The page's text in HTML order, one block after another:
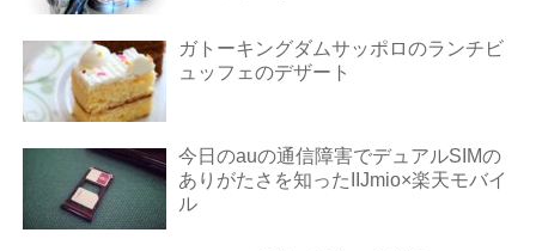
ガトーキングダムサッポロのランチビ
ュッフェのデザート
今日のauの通信障害でデュアルSIMの
ありがたさを知ったIIJmio×楽天モバイ
ル